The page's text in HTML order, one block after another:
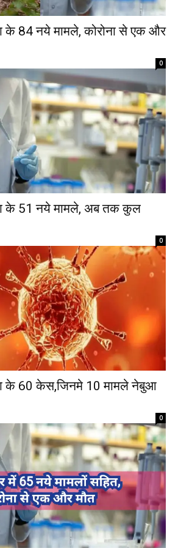
के 84 नये मामले, कोरोना से एक और
0
के 51 नये मामले, अब तक कुल
0
के 60 केस,जिनमे 10 मामले नेबुआ
0